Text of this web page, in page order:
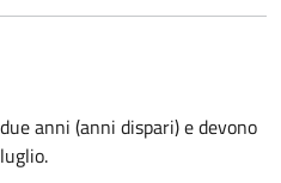
anni (anni dispari) e devono